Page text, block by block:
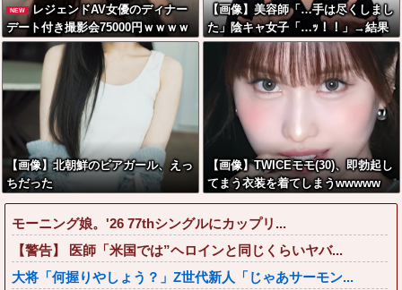
NEW
レジェンドAV女優のディナー
デート付き撮影会75000円ｗｗｗｗ
ｗｗｗｗｗｗ
【画像】美容師「…手は尽くしまし
た」陰キャ女子「…ｯ！！」→結果
をご覧くださいw w w w w w w w
【画像】北朝鮮のビアガール、えっ
ちだった
【画像】TWICEモモ(30)、即勃起し
てまう衣装を着てしまうwwwww
モーニング娘。'26 77thシングルにカップリ...
【警告】 医師「米国では”ヘロインと同じくらいヤバ...
大将「何握りやしょう？」Z世代新人「じゃあサーモン...